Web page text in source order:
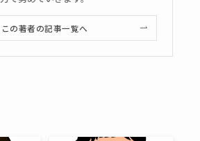
この著者の記事一覧へ